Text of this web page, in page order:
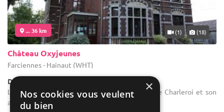
... 36 km (1) (18)
Château Oxyjeunes
Farciennes - Hainaut (WHT)
Demeure de caractère / Autres
Location de salle de mariage : A 10 minutes de Charleroi et son
aéroport, à peine 30 minutes de Namur.
×
Nos cookies vous veulent
du bien